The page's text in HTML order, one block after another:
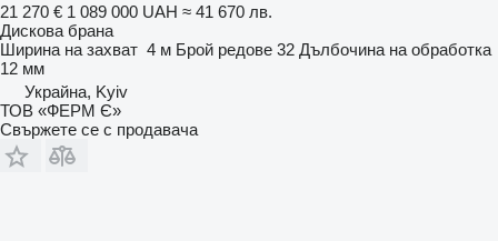
21 270 € 1 089 000 UAH ≈ 41 670 лв.
Дискова брана
Ширина на захват 4 м Брой редове 32 Дълбочина на обработка
12 мм
Украйна, Kyiv
ТОВ «ФЕРМ Є»
Свържете се с продавача